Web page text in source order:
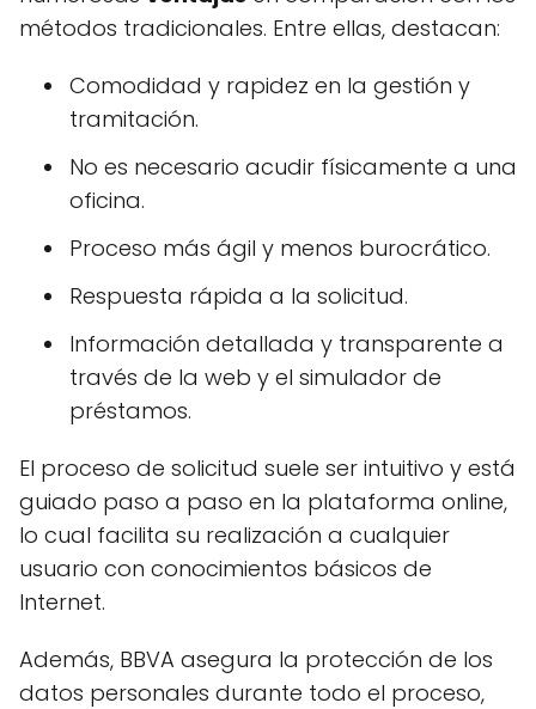
métodos tradicionales. Entre ellas, destacan:
Comodidad y rapidez en la gestión y
tramitación.
No es necesario acudir físicamente a una
oficina.
Proceso más ágil y menos burocrático.
Respuesta rápida a la solicitud.
Información detallada y transparente a
través de la web y el simulador de
préstamos.
El proceso de solicitud suele ser intuitivo y está
guiado paso a paso en la plataforma online,
lo cual facilita su realización a cualquier
usuario con conocimientos básicos de
Internet.
Además, BBVA asegura la protección de los
datos personales durante todo el proceso,